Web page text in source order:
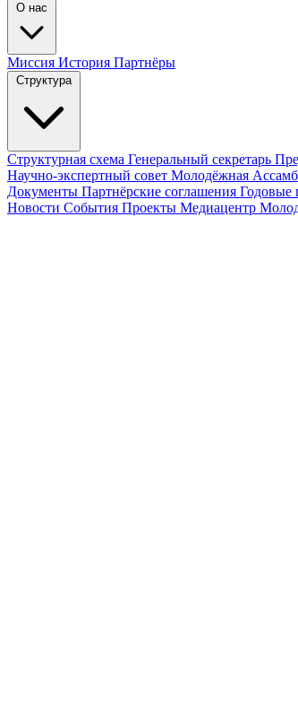
О нас
Миссия История Партнёры
Структура
Структурная схема Генеральный секретарь
Научно-экспертный совет Молодёжная
Документы Партнёрские соглашения Годовые
Новости События Проекты Медиацентр